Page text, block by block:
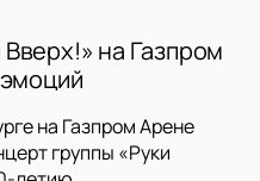
на Газпром
на Газпром Арене
группы «Руки